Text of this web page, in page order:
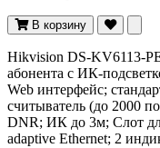
В корзину
Hikvision DS-KV6113-
абонента с ИК-
Web интерфейс;
считыватель (до 2000
DNR; ИК до 3м; Слот
adaptive Ethernet; 2